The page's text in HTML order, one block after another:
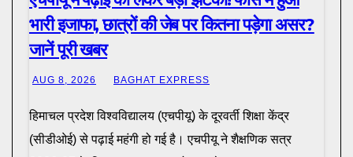
भारी इजाफा, छात्रों की जेब पर कितना पड़ेगा असर?
जानें पूरी खबर
AUG 8, 2026 BAGHAT EXPRESS
हिमाचल प्रदेश विश्वविद्यालय (एचपीयू) के दूरवर्ती शिक्षा केंद्र
(सीडीओई) से पढ़ाई महंगी हो गई है। एचपीयू ने शैक्षणिक सत्र